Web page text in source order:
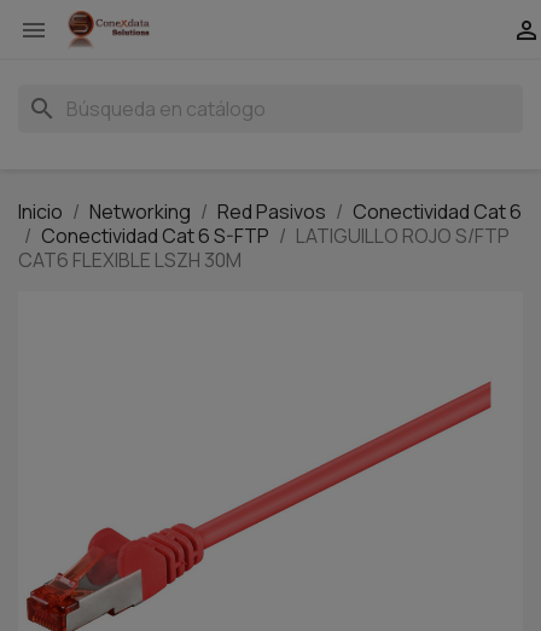
 
search
Inicio Networking Red Pasivos
Conectividad Cat 6
Conectividad Cat 6 S-FTP
LATIGUILLO ROJO S/FTP
CAT6 FLEXIBLE LSZH 30M